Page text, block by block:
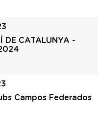
DE CATALUNYA -
Campos Federados